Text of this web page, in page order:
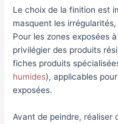
Le choix de la finition est
masquent les
Pour les zones exposées
privilégier des produits
fiches produits
humides), applicables
exposées.
Avant de peindre, réaliser